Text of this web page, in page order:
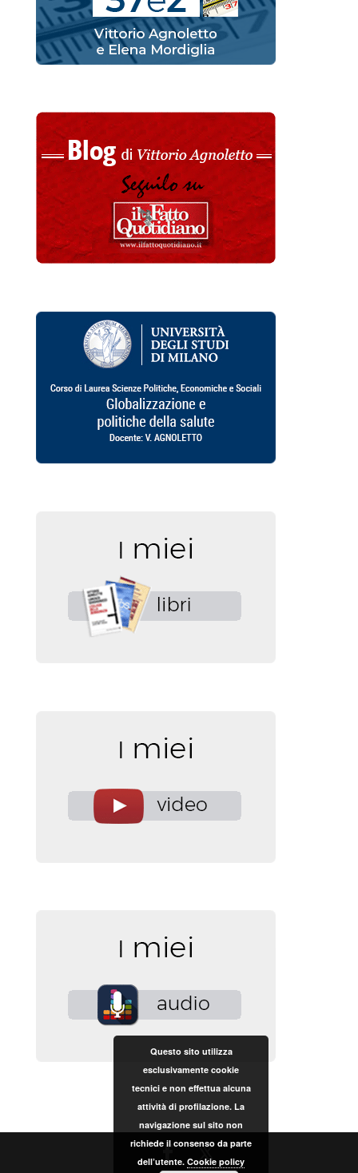
Questo sito utilizza
esclusivamente cookie
tecnici e non effettua alcuna
attività di profilazione. La
navigazione sul sito non
richiede il consenso da parte
dell’utente. Cookie policy